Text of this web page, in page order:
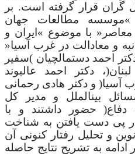
گران قرار گرفته است. بر
مطالعات جهان
با موضوع »ایران و
و معادالت در غرب آسیا«
احمد دستمالچیان )سفیر
دکتر احمد عالیوند
و دکتر هادی رحمانی
بینالملل و مدیر کل
دفاع( حضور داشتند و با
پی دست یافتن به شناخت
و تحلیل رفتار کنونی آن
به تشریح نتایج حاصله